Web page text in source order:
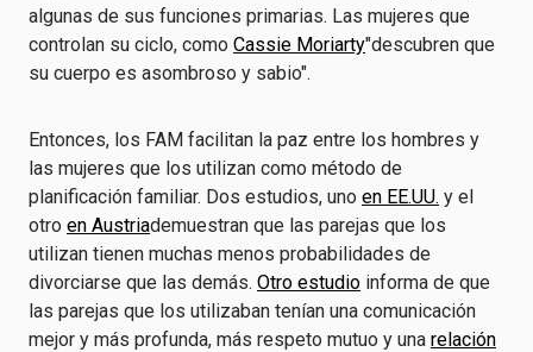
algunas de sus funciones primarias. Las mujeres que
controlan su ciclo, como Cassie Moriarty"descubren que
su cuerpo es asombroso y sabio".
Entonces, los FAM facilitan la paz entre los hombres y
las mujeres que los utilizan como método de
planificación familiar. Dos estudios, uno en EE.UU. y el
otro en Austriademuestran que las parejas que los
utilizan tienen muchas menos probabilidades de
divorciarse que las demás. Otro estudio informa de que
las parejas que los utilizaban tenían una comunicación
mejor y más profunda, más respeto mutuo y una relación